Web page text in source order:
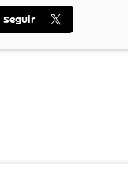
Seguir